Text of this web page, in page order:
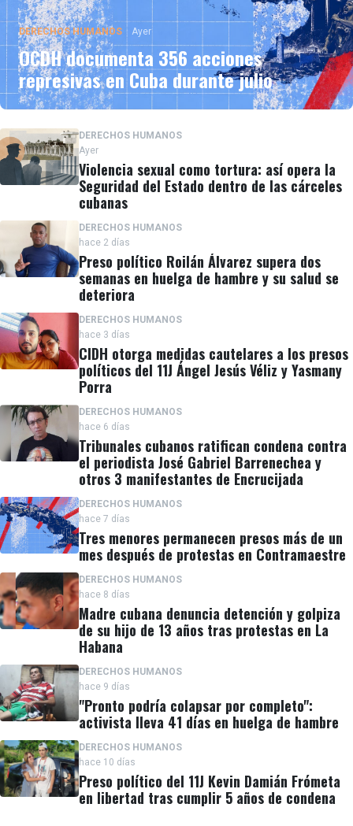
DERECHOS HUMANOS Ayer
OCDH documenta 356 acciones
represivas en Cuba durante julio
DERECHOS HUMANOS
Ayer
Violencia sexual como tortura: así opera la
Seguridad del Estado dentro de las cárceles
cubanas
DERECHOS HUMANOS
hace 2 días
Preso político Roilán Álvarez supera dos
semanas en huelga de hambre y su salud se
deteriora
DERECHOS HUMANOS
hace 3 días
CIDH otorga medidas cautelares a los presos
políticos del 11J Ángel Jesús Véliz y Yasmany
Porra
DERECHOS HUMANOS
hace 6 días
Tribunales cubanos ratifican condena contra
el periodista José Gabriel Barrenechea y
otros 3 manifestantes de Encrucijada
DERECHOS HUMANOS
hace 7 días
Tres menores permanecen presos más de un
mes después de protestas en Contramaestre
DERECHOS HUMANOS
hace 8 días
Madre cubana denuncia detención y golpiza
de su hijo de 13 años tras protestas en La
Habana
DERECHOS HUMANOS
hace 9 días
"Pronto podría colapsar por completo":
activista lleva 41 días en huelga de hambre
DERECHOS HUMANOS
hace 10 días
Preso político del 11J Kevin Damián Frómeta
en libertad tras cumplir 5 años de condena